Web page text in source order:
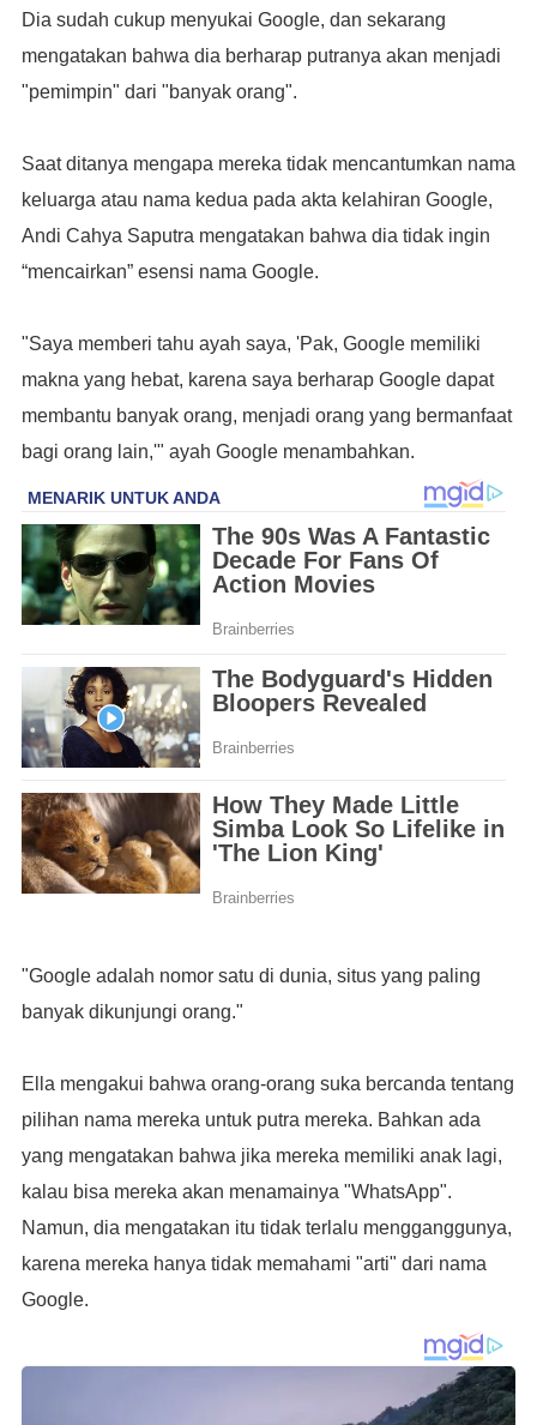
Dia sudah cukup menyukai Google, dan sekarang
mengatakan bahwa dia berharap putranya akan menjadi
"pemimpin" dari "banyak orang".
Saat ditanya mengapa mereka tidak mencantumkan nama
keluarga atau nama kedua pada akta kelahiran Google,
Andi Cahya Saputra mengatakan bahwa dia tidak ingin
“mencairkan” esensi nama Google.
"Saya memberi tahu ayah saya, 'Pak, Google memiliki
makna yang hebat, karena saya berharap Google dapat
membantu banyak orang, menjadi orang yang bermanfaat
bagi orang lain,'" ayah Google menambahkan.
"Google adalah nomor satu di dunia, situs yang paling
banyak dikunjungi orang."
Ella mengakui bahwa orang-orang suka bercanda tentang
pilihan nama mereka untuk putra mereka. Bahkan ada
yang mengatakan bahwa jika mereka memiliki anak lagi,
kalau bisa mereka akan menamainya "WhatsApp".
Namun, dia mengatakan itu tidak terlalu mengganggunya,
karena mereka hanya tidak memahami "arti" dari nama
Google.